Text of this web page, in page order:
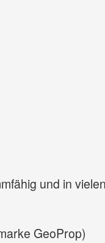
und in
GeoProp)